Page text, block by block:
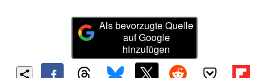
Als bevorzugte Quelle
auf Google
hinzufügen